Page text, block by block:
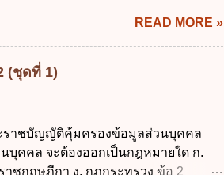
มายที่มีโทษทางอาญา โดยมีสาระสำคัญ
เข้าปีที่ 7 จนถึงอายุย่างเข้าปีที่ 16 เว้น
งคับแล้ว 2. ผู้ปกครอง คือ 2.1 บิดา
นาจปกครอง 2.3 ผู้ปกครองตาม
เด็กอยู่ด้วยเป็นประจำหรือที่เด็กอยู่
ณีผู้ปกครองยังไม่ได้ส่งเด็กเข้าเรียน
าคต้น ถ้าสถานศึกษายังมิไ...
READ MORE »
(ชุดที่ 1)
ราชบัญญัติคุ้มครองข้อมูลส่วนบุคคล
บุคคล จะต้องออกเป็นกฎหมายใด ก.
ชกฤษฎีกา ง. กฎกระทรวง ข้อ 2